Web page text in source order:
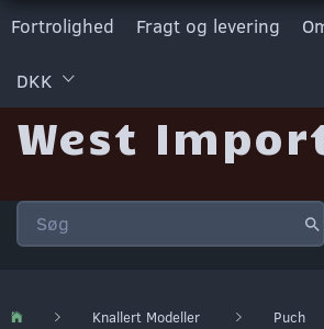
Fortrolighed Fragt og levering
DKK
West
Knallert Modeller Puch